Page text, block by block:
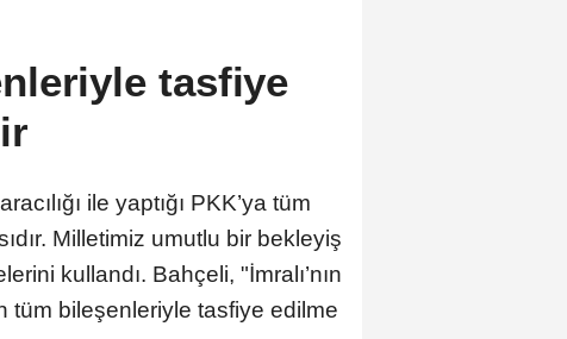
tasfiye
ile yaptığı PKK’ya tüm
Milletimiz umutlu bir bekleyiş
kullandı. Bahçeli, "İmralı’nın
tüm bileşenleriyle tasfiye edilme